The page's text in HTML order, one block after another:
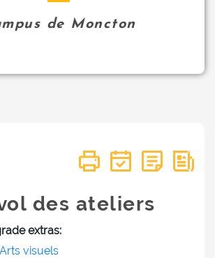
de Moncton
des ateliers
extras:
Arts visuels